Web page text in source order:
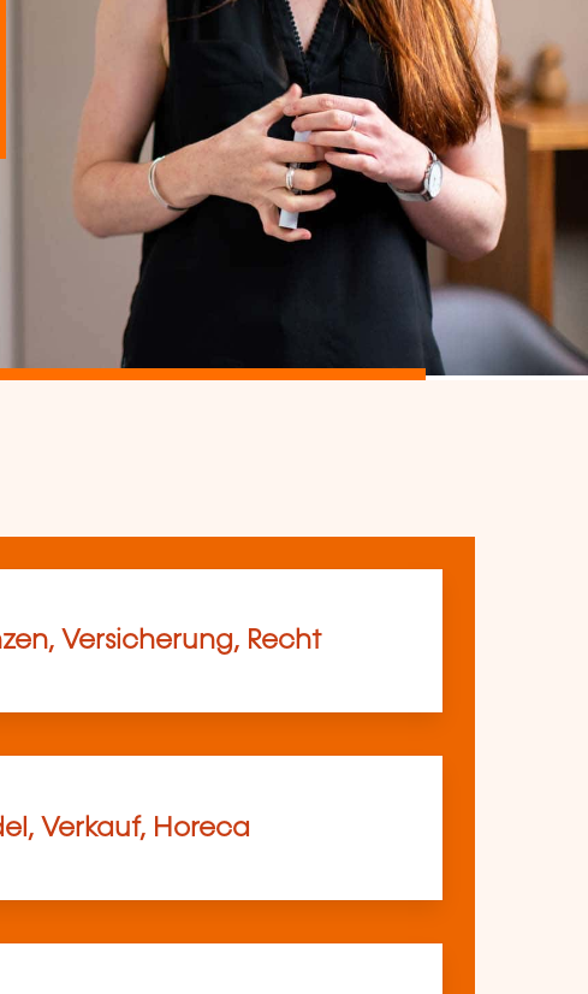
Versicherung, Recht
Verkauf, Horeca